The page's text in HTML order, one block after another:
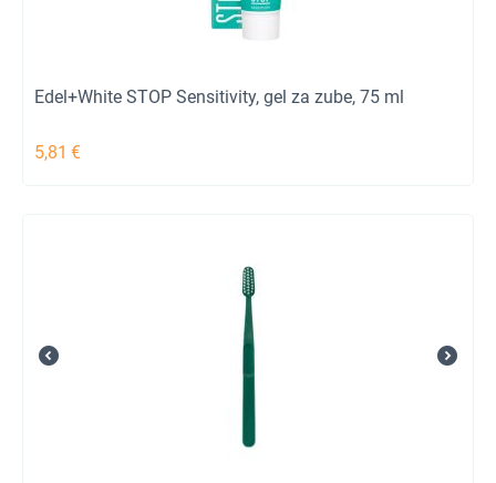
Edel+White STOP Sensitivity, gel za zube, 75 ml
5,81 €